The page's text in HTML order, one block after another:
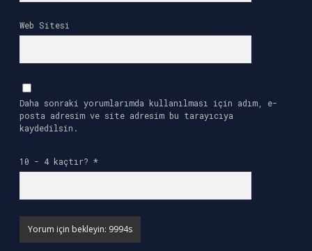
Web Sitesi
Daha sonraki yorumlarımda kullanılması için adım, e-
posta adresim ve site adresim bu tarayıcıya
kaydedilsin.
10 - 4 kaçtır? *